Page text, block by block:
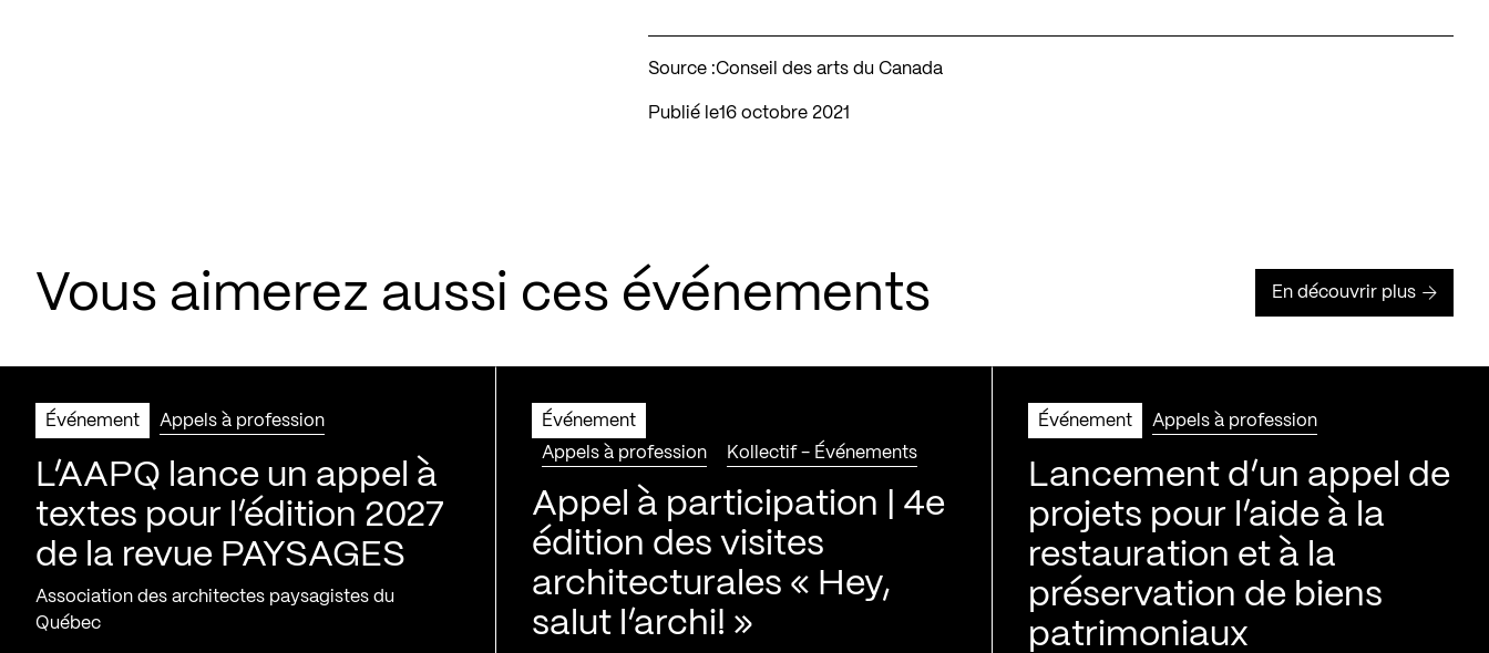
Source :Conseil des arts du Canada
Publié le 16 octobre 2021
Vous aimerez aussi ces événements En découvrir plus
Événement Appels à profession
L’AAPQ lance un appel à
textes pour l’édition 2027
de la revue PAYSAGES
Association des architectes paysagistes du
Québec
Événement
Appels à profession
Kollectif - Événements
Appel à participation | 4e
édition des visites
architecturales « Hey,
salut l’archi! »
Événement Appels à profession
Lancement d’un appel de
projets pour l’aide à la
restauration et à la
préservation de biens
patrimoniaux